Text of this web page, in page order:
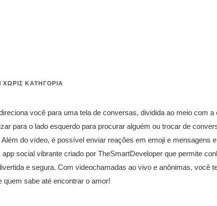
ΧΩΡΊΣ ΚΑΤΗΓΟΡΊΑ
você para uma tela de conversas, dividida ao meio com a
para o lado esquerdo para procurar alguém ou trocar de
do vídeo, é possível enviar reações em emoji e mensagens
social vibrante criado por TheSmartDeveloper que permite
e segura. Com videochamadas ao vivo e anônimas, você
quem sabe até encontrar o amor!